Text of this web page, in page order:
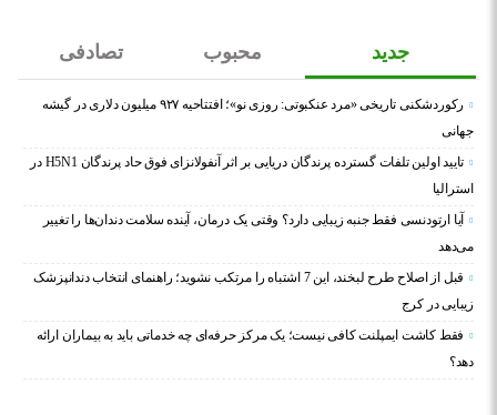
جدید محبوب تصادفی
رکوردشکنی تاریخی «مرد عنکبوتی: روزی نو»؛ افتتاحیه ۹۲۷ میلیون دلاری در گیشه
جهانی
تایید اولین تلفات گسترده پرندگان دریایی بر اثر آنفولانزای فوق حاد پرندگان H5N1 در
استرالیا
آیا ارتودنسی فقط جنبه زیبایی دارد؟ وقتی یک درمان، آینده سلامت دندان‌ها را تغییر
می‌دهد
قبل از اصلاح طرح لبخند، این 7 اشتباه را مرتکب نشوید؛ راهنمای انتخاب دندانپزشک
زیبایی در کرج
فقط کاشت ایمپلنت کافی نیست؛ یک مرکز حرفه‌ای چه خدماتی باید به بیماران ارائه
دهد؟